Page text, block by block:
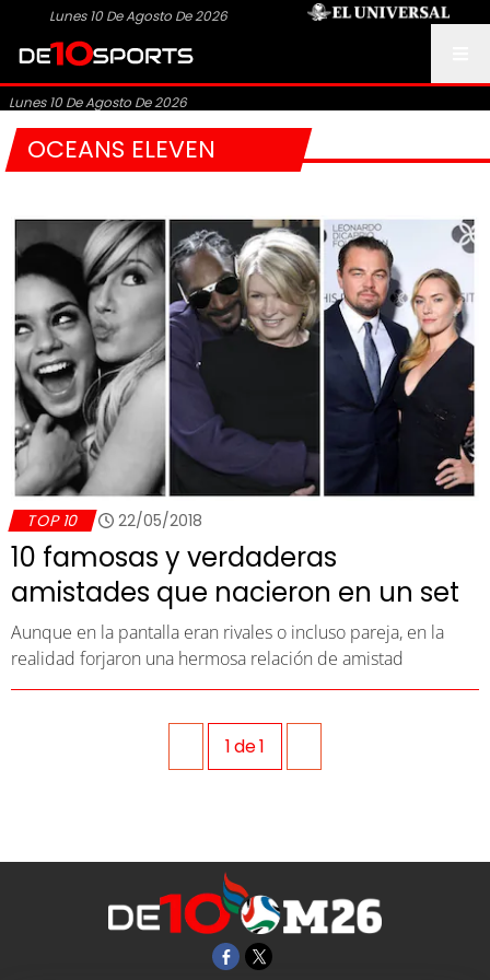
Lunes 10 De Agosto De 2026
Lunes 10 De Agosto De 2026
OCEANS ELEVEN
TOP 10 22/05/2018
10 famosas y verdaderas
amistades que nacieron en un set
Aunque en la pantalla eran rivales o incluso pareja, en la
realidad forjaron una hermosa relación de amistad
1de1